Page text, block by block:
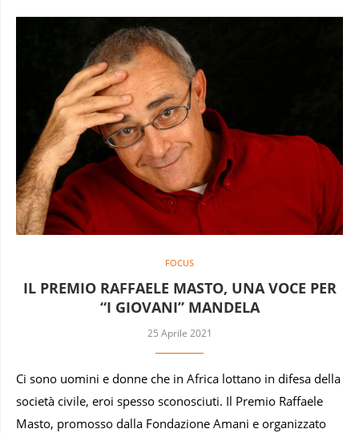
FOCUS
IL PREMIO RAFFAELE MASTO, UNA VOCE PER
“I GIOVANI” MANDELA
25 Aprile 2021
Ci sono uomini e donne che in Africa lottano in difesa della
società civile, eroi spesso sconosciuti. Il Premio Raffaele
Masto, promosso dalla Fondazione Amani e organizzato